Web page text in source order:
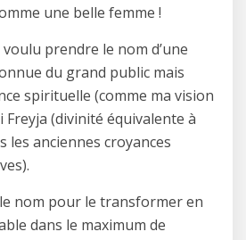
une belle femme !
prendre le nom d’une
du grand public mais
spirituelle (comme ma vision
Freyja (divinité équivalente à
les anciennes croyances
le nom pour le transformer en
dans le maximum de